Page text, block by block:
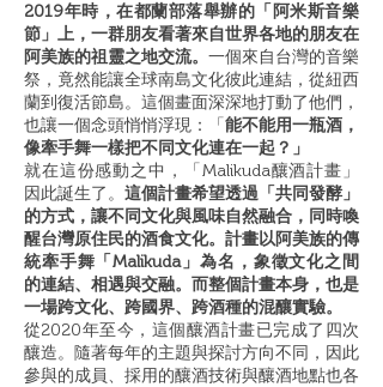
2019年時，在都蘭部落舉辦的「阿米斯音樂
節」上，一群朋友看著來自世界各地的朋友在
阿美族的祖靈之地交流。 一個來自台灣的音樂
祭，竟然能讓全球南島文化彼此連結，從紐西
蘭到復活節島。這個畫面深深地打動了他們，
也讓一個念頭悄悄浮現：「能不能用一瓶酒，
像牽手舞一樣把不同文化連在一起？」
就在這份感動之中，「Malikuda釀酒計畫」
因此誕生了。 這個計畫希望透過「共同發酵」
的方式，讓不同文化與風味自然融合，同時喚
醒台灣原住民的酒食文化。計畫以阿美族的傳
統牽手舞「Malikuda」為名，象徵文化之間
的連結、相遇與交融。而整個計畫本身，也是
一場跨文化、跨國界、跨酒種的混釀實驗。
從2020年至今，這個釀酒計畫已完成了四次
釀造。隨著每年的主題與探討方向不同，因此
參與的成員、採用的釀酒技術與釀酒地點也各